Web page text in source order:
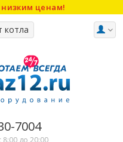
низким ценам!
котла
7004
8:00 до 20:00